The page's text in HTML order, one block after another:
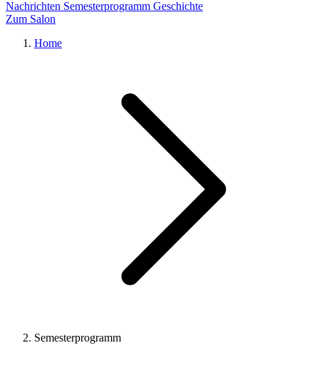
Nachrichten Semesterprogramm Geschichte
Zum Salon
Home
Semesterprogramm